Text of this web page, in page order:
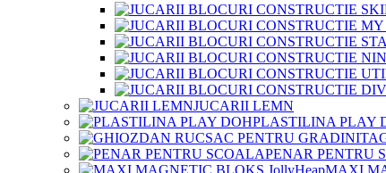
JUCARII LEMN
PLASTILINA PLAY
PENAR PENTRU
MAXI